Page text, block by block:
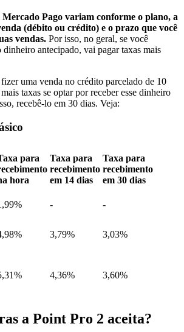
Pago variam conforme o plano, a
(débito ou crédito) e o prazo que você
vendas. Por isso, no geral, se você
dinheiro antecipado, vai pagar taxas mais
uma venda no crédito parcelado de 10
taxas se optar por receber esse dinheiro
recebê-lo em 30 dias. Veja:
para
hora
Taxa para
recebimento
em 14 dias
Taxa para
recebimento
em 30 dias
-
-
3,79% 3,03%
4,36% 3,60%
a Point Pro 2 aceita?